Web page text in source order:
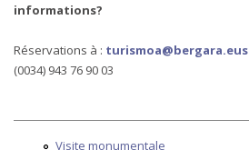
informations?
Réservations à : turismoa@bergara.eus
(0034) 943 76 90 03
Visite monumentale